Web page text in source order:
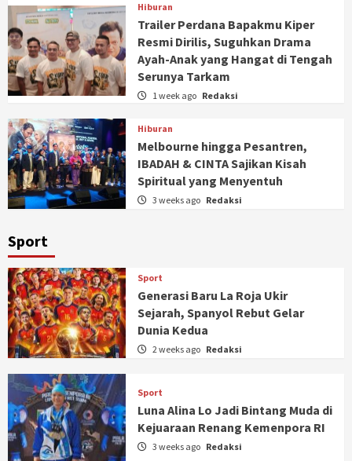
Hiburan
Trailer Perdana Bapakmu Kiper
Resmi Dirilis, Suguhkan Drama
Ayah-Anak yang Hangat di Tengah
Serunya Tarkam
1 week ago Redaksi
Hiburan
Melbourne hingga Pesantren,
IBADAH & CINTA Sajikan Kisah
Spiritual yang Menyentuh
3 weeks ago Redaksi
Sport
Sport
Generasi Baru La Roja Ukir
Sejarah, Spanyol Rebut Gelar
Dunia Kedua
2 weeks ago Redaksi
Sport
Luna Alina Lo Jadi Bintang Muda di
Kejuaraan Renang Kemenpora RI
3 weeks ago Redaksi